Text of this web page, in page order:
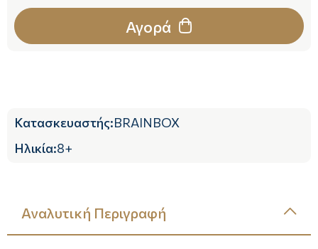
Αγορά
Κατασκευαστής:BRAINBOX
Ηλικία:8+
Αναλυτική Περιγραφή